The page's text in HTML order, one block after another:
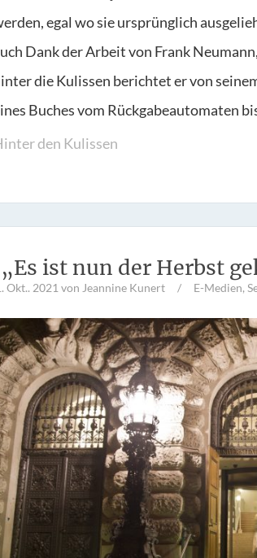
egal wo sie ursprünglich
Dank der Arbeit von Frank
die Kulissen berichtet er von
Buches vom Rückgabeautomaten
den Kulissen
„Es ist nun der Herbst
Okt.. 2021 von Jeannine Kunert / E-Medien,